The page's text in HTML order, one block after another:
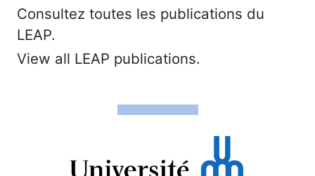
Consultez toutes les publications du
LEAP.
View all LEAP publications.